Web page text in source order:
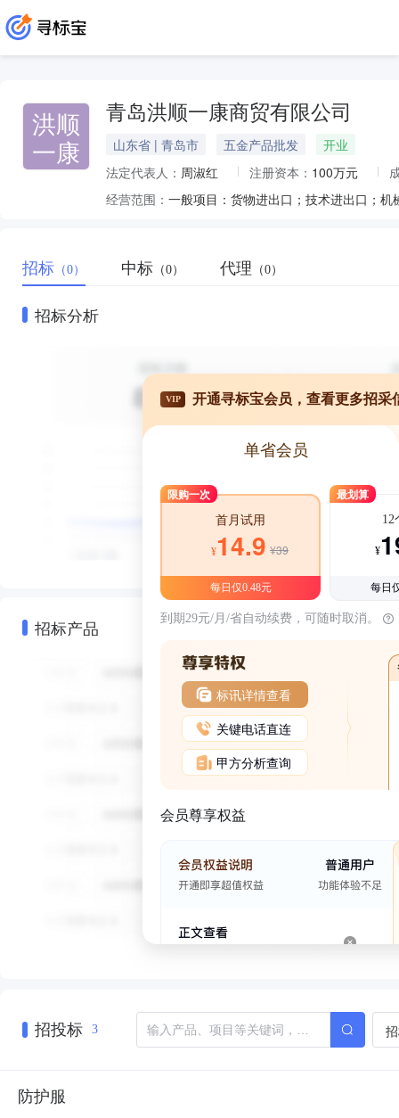
洪顺
一康
青岛洪顺一康商贸有限公司
山东省 | 青岛市 五金产品批发
开业
法定代表人： 周淑红 注册资本： 100万元
经营范围：
招标 （0） 中标 （0） 代理 （0）
招标分析
招标产品
VIP 开通寻标宝会员，查看更多招采
单省会员
限购一次
首月试用
¥14.9 ¥39
每日仅0.48元
最划算
12
¥
每日
到期29元/月/省自动续费，可随时取消。
标讯详情查看
关键电话直连
甲方分析查询
会员尊享权益
招投标 3
防护服